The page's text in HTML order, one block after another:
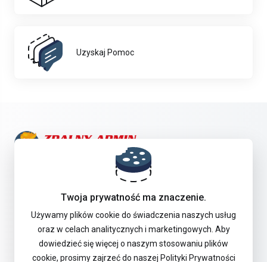
Uzyskaj Pomoc
Oferta
Pomoc Techniczna
Twoja prywatność ma znaczenie.
Używamy plików cookie do świadczenia naszych usług
oraz w celach analitycznych i marketingowych. Aby
dowiedzieć się więcej o naszym stosowaniu plików
cookie, prosimy zajrzeć do naszej Polityki Prywatności